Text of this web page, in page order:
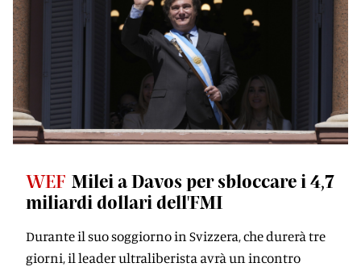
WEF Milei a Davos per sbloccare i 4,7
miliardi dollari dell'FMI
Durante il suo soggiorno in Svizzera, che durerà tre
giorni, il leader ultraliberista avrà un incontro